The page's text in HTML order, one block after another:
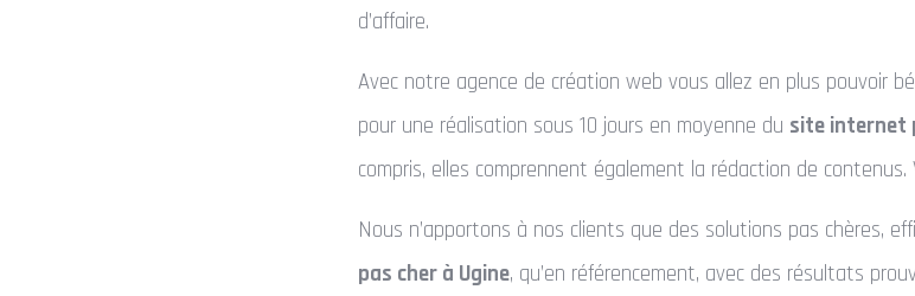
d’affaire.
Avec notre agence de création web vous allez en plus pouvoir
pour une réalisation sous 10 jours en moyenne du site internet
compris, elles comprennent également la rédaction de contenus.
Nous n’apportons à nos clients que des solutions pas chères,
pas cher à Ugine, qu’en référencement, avec des résultats